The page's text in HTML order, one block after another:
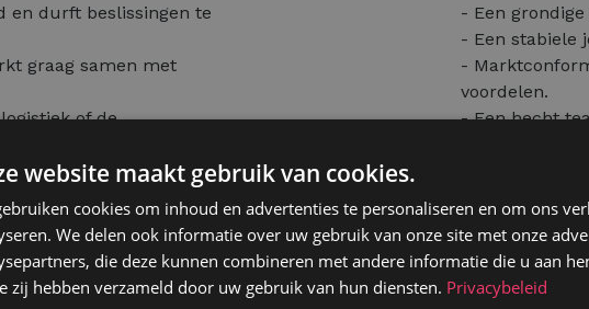
en durft beslissingen te
graag samen met
of de
geen vereiste.
speler in de Belgische
in de regio van Sint-
- Een
- Een stabiele
-
voordelen.
- Een hecht
website maakt gebruik van cookies.
cookies om inhoud en advertenties te personaliseren en om ons
We delen ook informatie over uw gebruik van onze site met onze
die deze kunnen combineren met andere informatie die u aan
zij hebben verzameld door uw gebruik van hun diensten. Privacybeleid